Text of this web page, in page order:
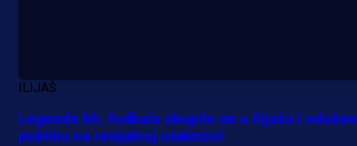
Kako je ocijenjen nastup
1 h 11 min
ILIJAŠ
Legende bh. fudbala okupile se u Ilijašu i
publiku na revijalnoj utakmici!